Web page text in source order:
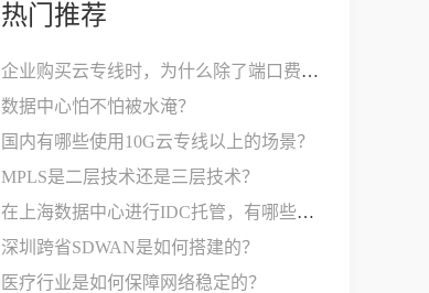
热门推荐
企业购买云专线时，为什么除了端口费，还要支付接入费？
数据中心怕不怕被水淹？
国内有哪些使用10G云专线以上的场景？
MPLS是二层技术还是三层技术？
在上海数据中心进行IDC托管，有哪些选择？
深圳跨省SDWAN是如何搭建的？
医疗行业是如何保障网络稳定的？